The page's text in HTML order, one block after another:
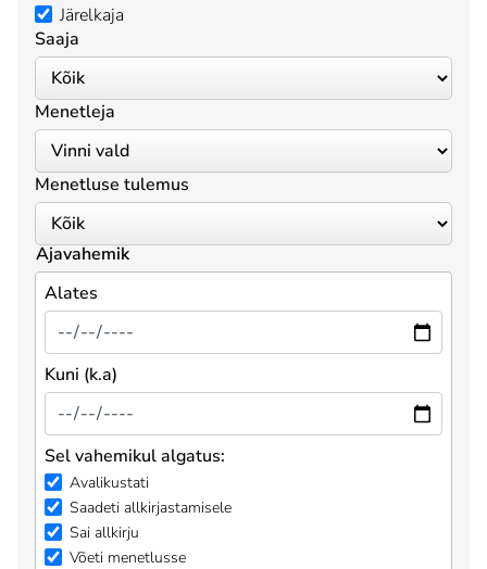
Järelkaja
Saaja
Menetleja
Menetluse tulemus
Ajavahemik
Alates
Kuni (k.a)
Sel vahemikul algatus:
Avalikustati
Saadeti allkirjastamisele
Sai allkirju
Võeti menetlusse